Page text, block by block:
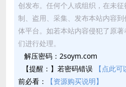
创发布。任何个人或组织，在未
制、盗用、采集、发布本站内容
体平台。如若本站内容侵犯了原
们进行处理。
解压密码：2soym.com
【提醒：】若密码错误
【点此
前必看：
【资源购买说明】